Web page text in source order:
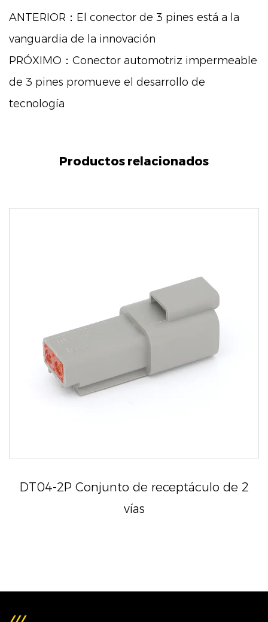
ANTERIOR：El conector de 3 pines está a la
vanguardia de la innovación
PRÓXIMO：Conector automotriz impermeable
de 3 pines promueve el desarrollo de
tecnología
Productos relacionados
DT04-2P Conjunto de receptáculo de 2
vías